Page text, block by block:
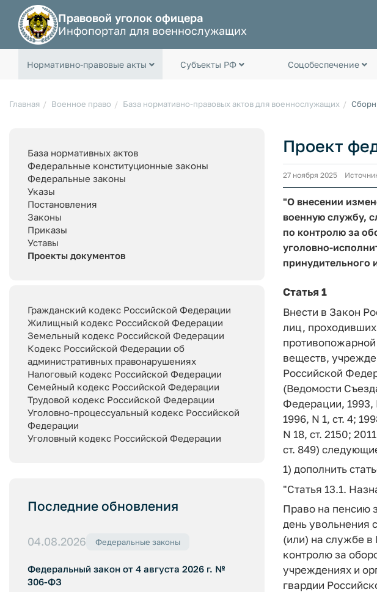
Правовой уголок офицера
Инфопортал для военнослужащих
Нормативно-правовые акты Субъекты РФ Соцобеспечение
Главная Военное право База нормативно-правовых актов для военнослужащих
База нормативных актов
Федеральные конституционные законы
Федеральные законы
Указы
Постановления
Законы
Приказы
Уставы
Проекты документов
Гражданский кодекс Российской Федерации
Жилищный кодекс Российской Федерации
Земельный кодекс Российской Федерации
Кодекс Российской Федерации об
административных правонарушениях
Налоговый кодекс Российской Федерации
Семейный кодекс Российской Федерации
Трудовой кодекс Российской Федерации
Уголовно-процессуальный кодекс Российской
Федерации
Уголовный кодекс Российской Федерации
Последние обновления
04.08.2026 Федеральные законы
Федеральный закон от 4 августа 2026 г. №
306-ФЗ
Проект
27 ноября 2025
"О внесении
военную службу,
по контролю за
уголовно-
принудительного
Статья 1
Внести в Закон
лиц,
веществ,
Российской
(Ведомости
Федерации, 1993,
1996, N 1, ст. 4;
N 18, ст. 2150;
ст. 849)
1) дополнить
"Статья 13.1.
Право на пенсию
день увольнения
(или) на службе в
контролю за
учреждениях и
гвардии